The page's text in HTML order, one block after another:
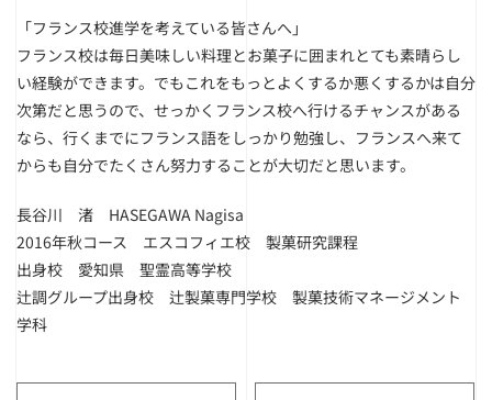
「フランス校進学を考えている皆さんへ」
フランス校は毎日美味しい料理とお菓子に囲まれとても素晴らし
い経験ができます。でもこれをもっとよくするか悪くするかは自分
次第だと思うので、せっかくフランス校へ行けるチャンスがある
なら、行くまでにフランス語をしっかり勉強し、フランスへ来て
からも自分でたくさん努力することが大切だと思います。
長谷川 渚 HASEGAWA Nagisa
2016年秋コース エスコフィエ校 製菓研究課程
出身校 愛知県 聖霊高等学校
辻調グループ出身校 辻製菓専門学校 製菓技術マネージメント
学科